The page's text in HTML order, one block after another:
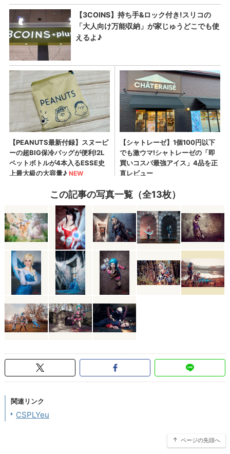
この記事の写真一覧（全13枚）
関連リンク
CSPLYeu
ページの先頭へ